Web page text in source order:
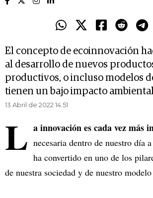
El concepto de ecoinnovación
al desarrollo de nuevos
productivos, o incluso modelos
tienen un bajo impacto
13 Abril de 2022 14.51
L a innovación es cada vez más
necesaria dentro de nuestro día
ha convertido en uno de los
de nuestra sociedad y de nuestro